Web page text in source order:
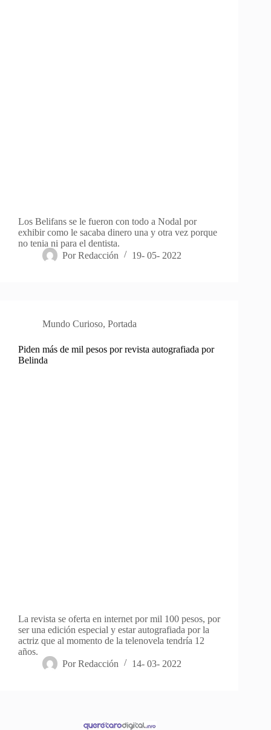
Los Belifans se le fueron con todo a Nodal por
exhibir como le sacaba dinero una y otra vez porque
no tenia ni para el dentista.
Por Redacción 19- 05- 2022
Mundo Curioso, Portada
Piden más de mil pesos por revista autografiada por
Belinda
La revista se oferta en internet por mil 100 pesos, por
ser una edición especial y estar autografiada por la
actriz que al momento de la telenovela tendría 12
años.
Por Redacción 14- 03- 2022